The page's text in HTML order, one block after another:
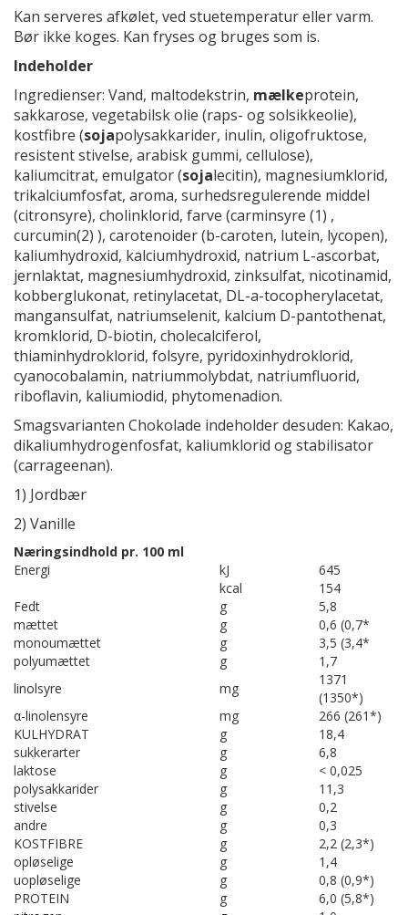
Kan serveres afkølet, ved stuetemperatur eller varm.
Bør ikke koges. Kan fryses og bruges som is.
Indeholder
Ingredienser: Vand, maltodekstrin, mælkeprotein,
sakkarose, vegetabilsk olie (raps- og solsikkeolie),
kostfibre (sojapolysakkarider, inulin, oligofruktose,
resistent stivelse, arabisk gummi, cellulose),
kaliumcitrat, emulgator (sojalecitin), magnesiumklorid,
trikalciumfosfat, aroma, surhedsregulerende middel
(citronsyre), cholinklorid, farve (carminsyre (1) ,
curcumin(2) ), carotenoider (b-caroten, lutein, lycopen),
kaliumhydroxid, kalciumhydroxid, natrium L-ascorbat,
jernlaktat, magnesiumhydroxid, zinksulfat, nicotinamid,
kobberglukonat, retinylacetat, DL-a-tocopherylacetat,
mangansulfat, natriumselenit, kalcium D-pantothenat,
kromklorid, D-biotin, cholecalciferol,
thiaminhydroklorid, folsyre, pyridoxinhydroklorid,
cyanocobalamin, natriummolybdat, natriumfluorid,
riboflavin, kaliumiodid, phytomenadion.
Smagsvarianten Chokolade indeholder desuden: Kakao,
dikaliumhydrogenfosfat, kaliumklorid og stabilisator
(carrageenan).
1) Jordbær
2) Vanille
Næringsindhold pr. 100 ml
Energi
kJ
645
kcal
154
Fedt
g
5,8
mættet
g
0,6 (0,7*
monoumættet
g
3,5 (3,4*
polyumættet
g
1,7
linolsyre
mg
1371
(1350*)
α-linolensyre
mg
266 (261*)
KULHYDRAT
g
18,4
sukkerarter
g
6,8
laktose
g
< 0,025
polysakkarider
g
11,3
stivelse
g
0,2
andre
g
0,3
KOSTFIBRE
g
2,2 (2,3*)
opløselige
g
1,4
uopløselige
g
0,8 (0,9*)
PROTEIN
g
6,0 (5,8*)